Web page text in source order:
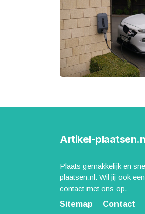
Artikel-
Plaats gemakkelijk en
plaatsen.nl. Wil jij ook
contact met ons op.
Sitemap
Contact